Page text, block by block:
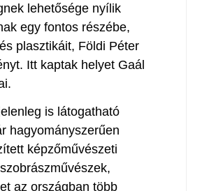
lehetősége nyílik
egy fontos részébe,
plasztikáit, Földi Péter
Itt kaptak helyet Gaál
is látogatható
hagyományszerűen
képzőművészeti
az országban több